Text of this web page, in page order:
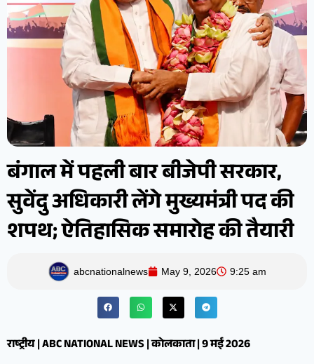
बंगाल में पहली बार बीजेपी सरकार,
सुवेंदु अधिकारी लेंगे मुख्यमंत्री पद की
शपथ; ऐतिहासिक समारोह की तैयारी
abcnationalnews May 9, 2026 9:25 am
राष्ट्रीय | ABC NATIONAL NEWS | कोलकाता | 9 मई 2026